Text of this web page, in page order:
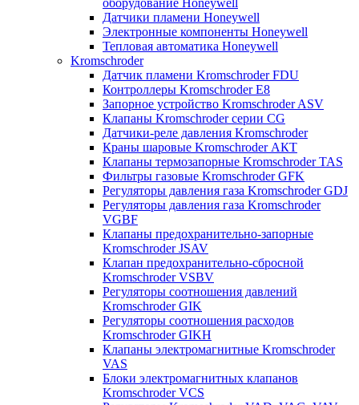
оборудование Honeywell
Датчики пламени Honeywell
Электронные компоненты Honeywell
Тепловая автоматика Honeywell
Kromschroder
Датчик пламени Kromschroder FDU
Контроллеры Kromschroder E8
Запорное устройство Kromschroder ASV
Клапаны Kromschroder серии CG
Датчики-реле давления Kromschroder
Краны шаровые Kromschroder АКТ
Клапаны термозапорные Kromschroder TAS
Фильтры газовые Kromschroder GFK
Регуляторы давления газа Kromschroder GDJ
Регуляторы давления газа Kromschroder
VGBF
Клапаны предохранительно-запорные
Kromschroder JSAV
Клапан предохранительно-сбросной
Kromschroder VSBV
Регуляторы соотношения давлений
Kromschroder GIK
Регуляторы соотношения расходов
Kromschroder GIKH
Клапаны электромагнитные Kromschroder
VAS
Блоки электромагнитных клапанов
Kromschroder VCS